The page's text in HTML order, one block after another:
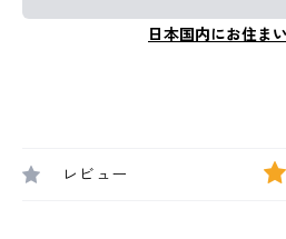
日本国内にお住ま
レビュー